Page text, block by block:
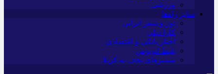
ورزشی
سایر راه‌ها
تور و سفر ایرانی
کارا دیلی
اخبار بانکی و اقتصادی
بلیط اتوبوس
مسیرهای نجف به کربلا